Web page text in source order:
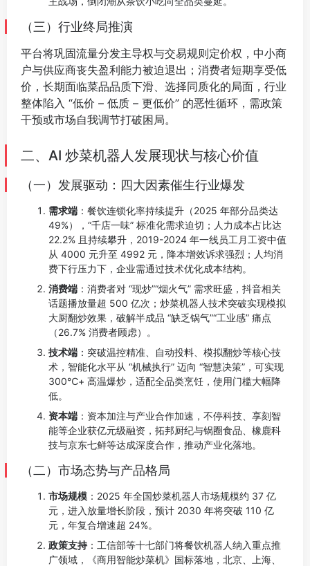
（三）行业终局推演
平台将巩固流量分发主导权与交易规则定价权，中小商
户与供应商丧失盈利能力被迫退出；消费者短期享受低
价，长期面临菜品品质下滑、选择同质化的局面，行业
整体陷入 “低价 – 低质 – 更低价” 的恶性循环，需政策
干预或市场自我调节打破困局。
二、AI 炒菜机器人发展现状与核心价值
（一）发展驱动：四大因素催生行业爆发
需求端 ：餐饮连锁化率持续提升（2025 年部分品类达
49%），“千店一味” 标准化需求迫切；人力成本占比达
22.2% 且持续攀升，2019-2024 年一线员工月工资中值
从 4000 元升至 4992 元，降本增效诉求强烈；人均消
费下行压力下，企业需通过技术优化成本结构。
消费端 ：消费者对 “现炒”“烟火气” 需求旺盛，抖音相关
话题播放量超 500 亿次；炒菜机器人技术突破实现模拟
大厨翻炒效果，破解半成品 “缺乏锅气”“工业感” 痛点
（26.7% 消费者顾虑）。
技术端 ：突破温控精准、自动投料、模拟翻炒等核心技
术，智能化水平从 “机械执行” 迈向 “智慧决策”，可实现
300℃+ 高温爆炒，适配全品类烹饪，使用门槛大幅降
低。
资本端 ：资本加注与产业合作加速，不停科技、享刻智
能等企业获亿元级融资，拓邦厨纪与锅圈食品、橡鹿科
技与京东七鲜等达成深度合作，推动产业化落地。
（二）市场态势与产品格局
市场规模 ：2025 年全国炒菜机器人市场规模约 37 亿
元，进入放量增长阶段，预计 2030 年将突破 110 亿
元，年复合增速超 24%。
政策支持 ：工信部等十七部门将餐饮机器人纳入重点推
广领域，《商用智能炒菜机》国标落地，北京、上海、